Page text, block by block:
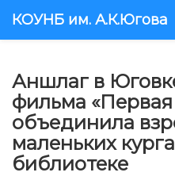
КОУНБ им. А.К.Югова
​Аншлаг в
фильма
объединила
маленьких
библиотеке